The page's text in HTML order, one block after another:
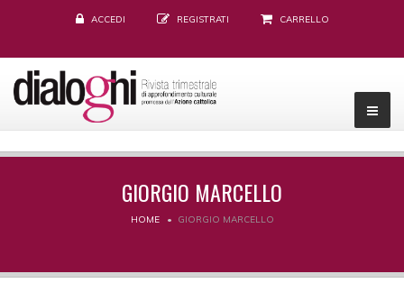
ACCEDI REGISTRATI CARRELLO
GIORGIO MARCELLO
HOME GIORGIO MARCELLO